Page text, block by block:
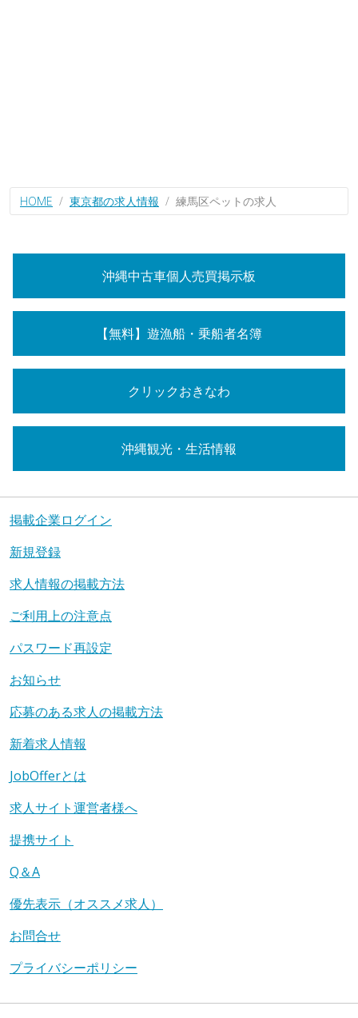
HOME 東京都の求人情報 練馬区ペットの求人
沖縄中古車個人売買掲示板
【無料】遊漁船・乗船者名簿
クリックおきなわ
沖縄観光・生活情報
掲載企業ログイン
新規登録
求人情報の掲載方法
ご利用上の注意点
パスワード再設定
お知らせ
応募のある求人の掲載方法
新着求人情報
JobOfferとは
求人サイト運営者様へ
提携サイト
Q＆A
優先表示（オススメ求人）
お問合せ
プライバシーポリシー